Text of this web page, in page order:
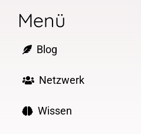
Menü
Blog
Netzwerk
Wissen